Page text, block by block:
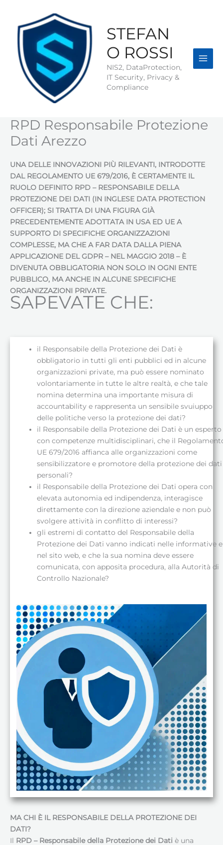
contenuto
STEFAN
O ROSSI
NIS2, DataProtection,
IT Security, Privacy &
Compliance
RPD Responsabile Protezione
Dati Arezzo
UNA DELLE INNOVAZIONI PIÙ RILEVANTI, INTRODOTTE
DAL REGOLAMENTO UE 679/2016, È CERTAMENTE IL
RUOLO DEFINITO RPD – RESPONSABILE DELLA
PROTEZIONE DEI DATI (IN INGLESE DATA PROTECTION
OFFICER); SI TRATTA DI UNA FIGURA GIÀ
PRECEDENTEMENTE ADOTTATA IN USA ED UE A
SUPPORTO DI SPECIFICHE ORGANIZZAZIONI
COMPLESSE, MA CHE A FAR DATA DALLA PIENA
APPLICAZIONE DEL GDPR – NEL MAGGIO 2018 – È
DIVENUTA OBBLIGATORIA NON SOLO IN OGNI ENTE
PUBBLICO, MA ANCHE IN ALCUNE SPECIFICHE
ORGANIZZAZIONI PRIVATE.
SAPEVATE CHE:
il Responsabile della Protezione dei Dati è
obbligatorio in tutti gli enti pubblici ed in alcune
organizzazioni private, ma può essere nominato
volontariamente in tutte le altre realtà, e che tale
nomina determina una importante misura di
accountability e rappresenta un sensibile svuiuppo
delle politiche verso la protezione dei dati?
il Responsabile della Protezione dei Dati è un esperto
con competenze multidisciplinari, che il
UE 679/2016 affianca alle organizzazioni come
sensibilizzatore e promotore della protezione dei dati
personali?
il Responsabile della Protezione dei Dati opera con
elevata autonomia ed indipendenza, interagisce
direttamente con la direzione aziendale e non può
svolgere attività in conflitto di interessi?
gli estremi di contatto del Responsabile della
Protezione dei Dati vanno indicati nelle informative e
nel sito web, e che la sua nomina deve essere
comunicata, con apposita procedura, alla Autorità di
Controllo Nazionale?
MA CHI È IL RESPONSABILE DELLA PROTEZIONE DEI
DATI?
Il RPD – Responsabile della Protezione dei Dati è una